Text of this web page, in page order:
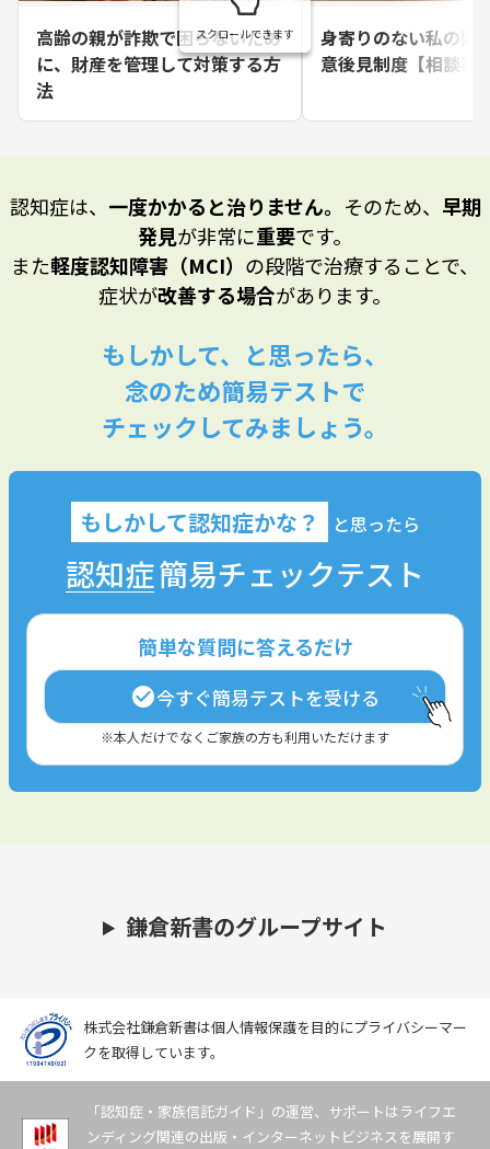
高齢の親が詐欺で困らないため
に、財産を管理して対策する方
法
身寄りのない私の財
意後見制度【相談事
スクロールできます
認知症は、 一度かかると治りません。 そのため、 早期
発見が非常に重要です。
また軽度認知障害（MCI） の段階で治療することで、
症状が改善する場合があります。
もしかして、と思ったら、
念のため簡易テストで
チェックしてみましょう。
もしかして認知症かな？ と思ったら
認知症簡易チェックテスト
簡単な質問に答えるだけ
check_circle今すぐ簡易テストを受ける
※本人だけでなくご家族の方も利用いただけます
鎌倉新書のグループサイト
株式会社鎌倉新書は個人情報保護を目的にプライバシーマー
クを取得しています。
「認知症・家族信託ガイド」の運営、サポートはライフエ
ンディング関連の出版・インターネットビジネスを展開す